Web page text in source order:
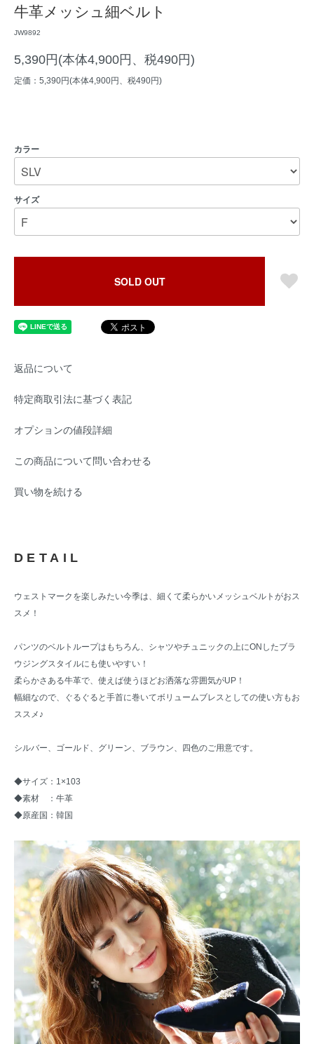
牛革メッシュ細ベルト
JW9892
5,390円(本体4,900円、税490円)
定価：5,390円(本体4,900円、税490円)
カラー
サイズ
SOLD OUT
返品について
特定商取引法に基づく表記
オプションの値段詳細
この商品について問い合わせる
買い物を続ける
DETAIL
ウェストマークを楽しみたい今季は、細くて柔らかいメッシュベルトがおス
スメ！
パンツのベルトループはもちろん、シャツやチュニックの上にONしたブラ
ウジングスタイルにも使いやすい！
柔らかさある牛革で、使えば使うほどお洒落な雰囲気がUP！
幅細なので、ぐるぐると手首に巻いてボリュームブレスとしての使い方もお
ススメ♪
シルバー、ゴールド、グリーン、ブラウン、四色のご用意です。
◆サイズ：1×103
◆素材 ：牛革
◆原産国：韓国